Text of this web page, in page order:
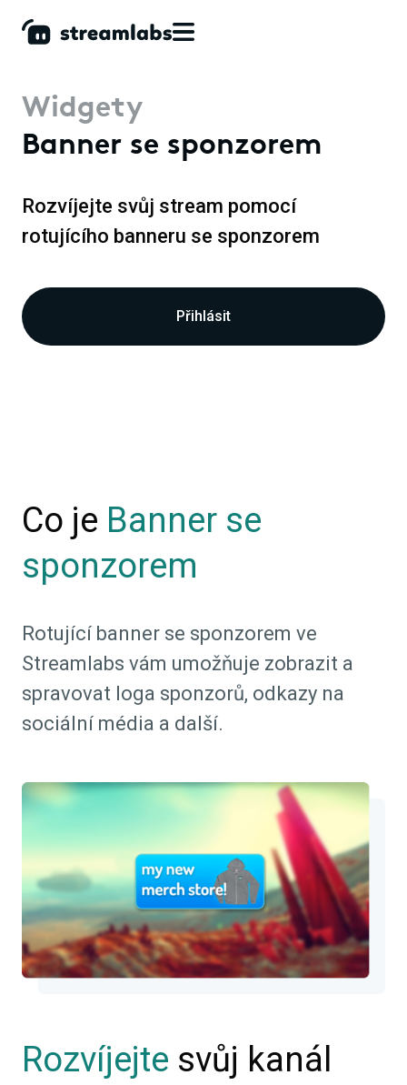
Widgety
Banner se sponzorem
Rozvíjejte svůj stream pomocí
rotujícího banneru se sponzorem
Přihlásit
Co je Banner se
sponzorem
Rotující banner se sponzorem ve
Streamlabs vám umožňuje zobrazit a
spravovat loga sponzorů, odkazy na
sociální média a další.
Rozvíjejte svůj kanál